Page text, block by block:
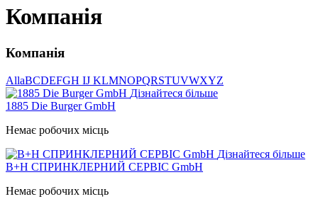
Компанія
Компанія
AllaBCDEFGH IJ KLMNOPQRSTUVWXYZ
Дізнайтеся більше
1885 Die Burger GmbH
Немає робочих місць
Дізнайтеся більше
B+H СПРИНКЛЕРНИЙ СЕРВІС GmbH
Немає робочих місць